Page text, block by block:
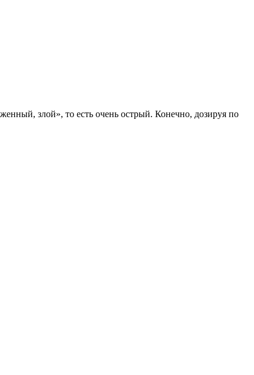
злой», то есть очень острый. Конечно, дозируя по